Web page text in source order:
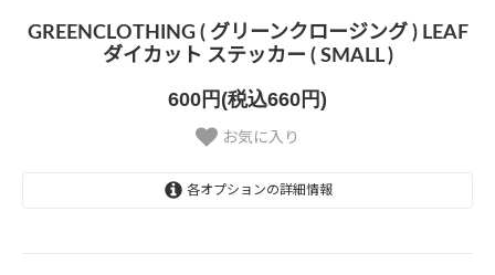
GREENCLOTHING ( グリーンクロージング ) LEAF
ダイカット ステッカー ( SMALL )
600円(税込660円)
お気に入り
各オプションの詳細情報